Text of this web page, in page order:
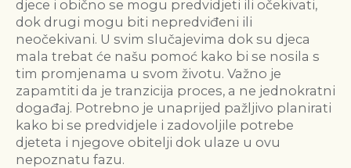
djece i obično se mogu predvidjeti ili očekivati,
dok drugi mogu biti nepredviđeni ili
neočekivani. U svim slučajevima dok su djeca
mala trebat će našu pomoć kako bi se nosila s
tim promjenama u svom životu. Važno je
zapamtiti da je tranzicija proces, a ne jednokratni
događaj. Potrebno je unaprijed pažljivo planirati
kako bi se predvidjele i zadovoljile potrebe
djeteta i njegove obitelji dok ulaze u ovu
nepoznatu fazu.